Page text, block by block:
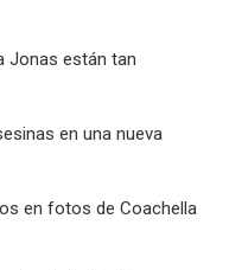
Jonas están tan
en una nueva
en fotos de Coachella